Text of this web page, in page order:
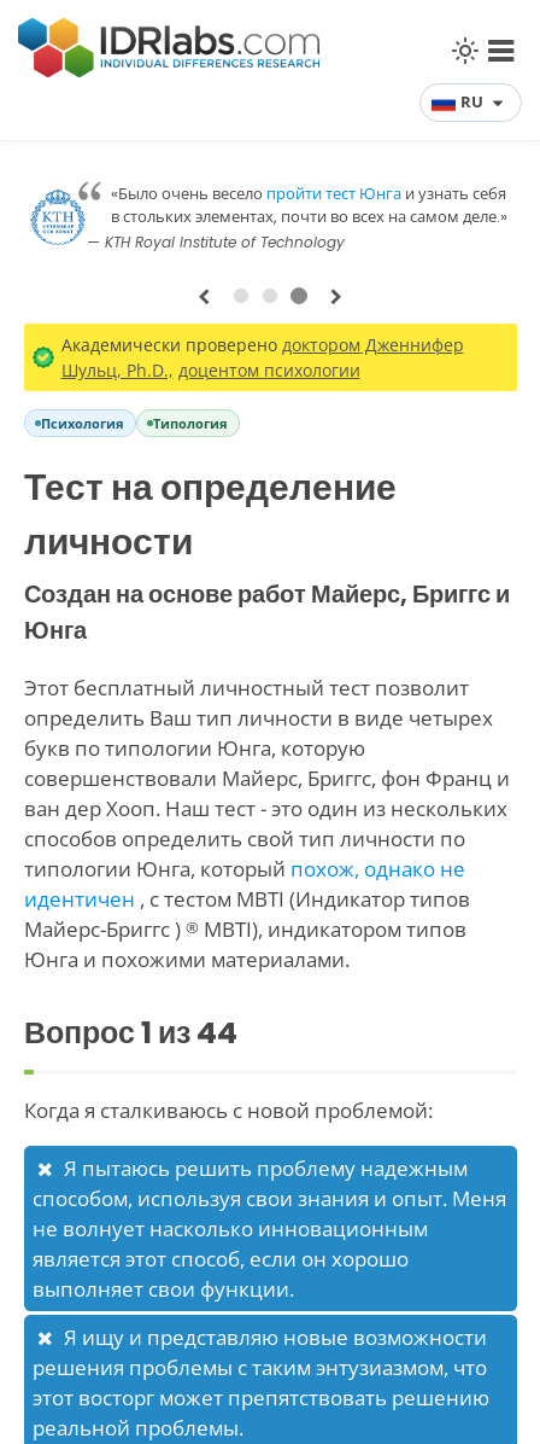
RU
«Было очень весело пройти тест Юнгаи узнать себя
в стольких элементах, почти во всех на самом деле.»
— KTH Royal Institute of Technology
1 2
Академически проверено доктором Дженнифер
Шульц, Ph.D., доцентом психологии
Психология Типология
Тест на определение
личности
Создан на основе работ Майерс, Бриггс и
Юнга
Этот бесплатный личностный тест позволит
определить Ваш тип личности в виде четырех
букв по типологии Юнга, которую
совершенствовали Майерс, Бриггс, фон Франц и
ван дер Хооп. Наш тест - это один из нескольких
способов определить свой тип личности по
типологии Юнга, который похож, однако не
идентичен , с тестом MBTI (Индикатор типов
Майерс-Бриггс ) ®MBTI), индикатором типов
Юнга и похожими материалами.
Вопрос1 из 44
Когда я сталкиваюсь с новой проблемой:
Я пытаюсь решить проблему надежным
способом, используя свои знания и опыт. Меня
не волнует насколько инновационным
является этот способ, если он хорошо
выполняет свои функции.
Я ищу и представляю новые возможности
решения проблемы с таким энтузиазмом, что
этот восторг может препятствовать решению
реальной проблемы.